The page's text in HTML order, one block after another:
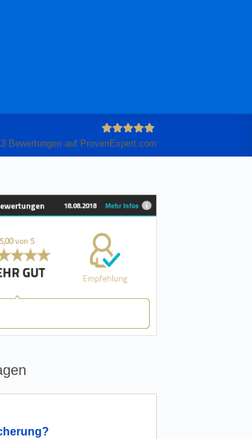
GmbH
Bewertungen auf ProvenExpert.com